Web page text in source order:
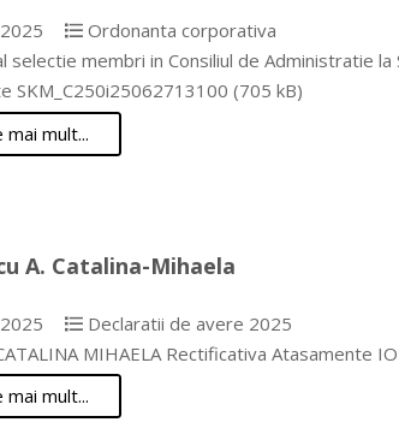
Ordonanta corporativa
selectie membri in Consiliul de Administratie
SKM_C250i25062713100 (705 kB)
mult...
A. Catalina-Mihaela
Declaratii de avere 2025
MIHAELA Rectificativa Atasamente
mult...